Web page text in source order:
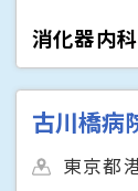
消化器内科
古川橋病
東京都